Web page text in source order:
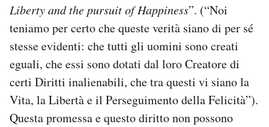
Liberty and the pursuit of Happiness”. (“Noi
teniamo per certo che queste verità siano di per sé
stesse evidenti: che tutti gli uomini sono creati
eguali, che essi sono dotati dal loro Creatore di
certi Diritti inalienabili, che tra questi vi siano la
Vita, la Libertà e il Perseguimento della Felicità”).
Questa promessa e questo diritto non possono